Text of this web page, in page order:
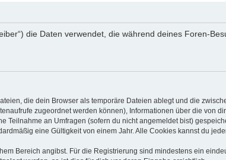
die Daten verwendet, die während deines Foren-
die dein Browser als temporäre Dateien ablegt und die
zugeordnet werden können), Informationen über die von
an Umfragen (sofern du nicht angemeldet bist)
eine Gültigkeit von einem Jahr. Alle Cookies kannst du
Bereich angibst. Für die Registrierung sind mindestens ein